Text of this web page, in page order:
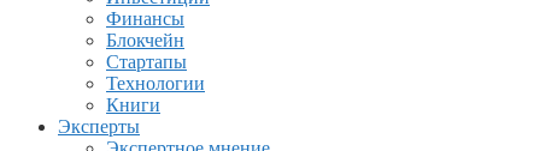
Финансы
Блокчейн
Стартапы
Технологии
Книги
Эксперты